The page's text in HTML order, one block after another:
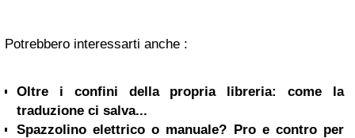
Potrebbero interessarti anche :
Oltre i confini della propria libreria: come la
traduzione ci salva...
Spazzolino elettrico o manuale? Pro e contro per